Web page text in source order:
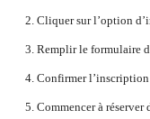
Cliquer sur l’option
Remplir le formulaire
Confirmer
Commencer à réserver